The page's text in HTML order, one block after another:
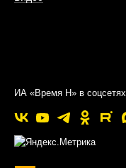
ИА «Время Н» в соцсетях